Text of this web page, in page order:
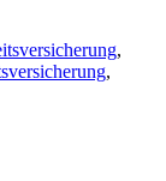
,
,